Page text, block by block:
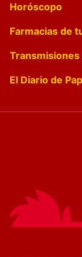
Horóscopo
Farmacias de
Transmisiones
El Diario de